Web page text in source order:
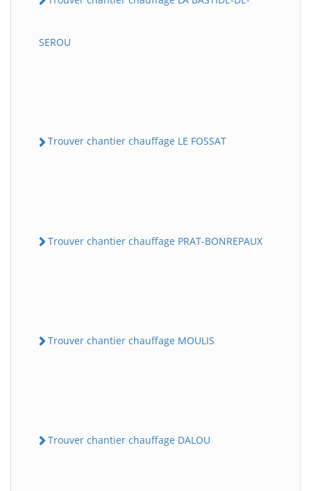
SEROU
Trouver chantier chauffage LE FOSSAT
Trouver chantier chauffage PRAT-BONREPAUX
Trouver chantier chauffage MOULIS
Trouver chantier chauffage DALOU